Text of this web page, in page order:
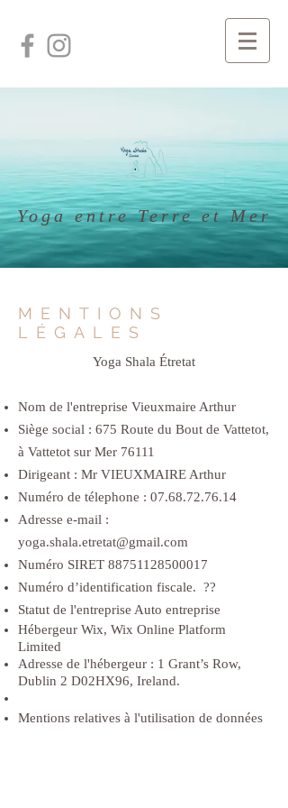
Yoga entre Terre et Mer
MENTIONS
LÉGALES
Yoga Shala Étretat
Nom de l'entreprise Vieuxmaire Arthur
Siège social : 675 Route du Bout de Vattetot,
à Vattetot sur Mer 76111
Dirigeant : Mr VIEUXMAIRE Arthur
Numéro de télephone : 07.68.72.76.14
Adresse e-mail :
yoga.shala.etretat@gmail.com
Numéro SIRET 88751128500017
Numéro d’identification fiscale. ??
Statut de l'entreprise Auto entreprise
Hébergeur Wix, Wix Online Platform
Limited
Adresse de l'hébergeur : 1 Grant’s Row,
Dublin 2 D02HX96, Ireland.
Mentions relatives à l'utilisation de données